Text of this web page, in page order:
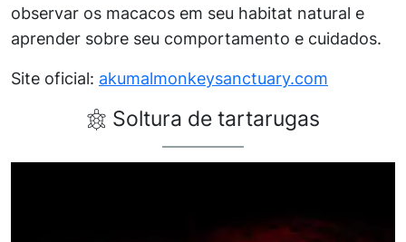
observar os macacos em seu habitat natural e
aprender sobre seu comportamento e cuidados.
Site oficial: akumalmonkeysanctuary.com
Soltura de tartarugas